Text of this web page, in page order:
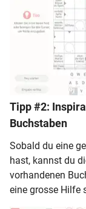
Tipp #2:
Buchstaben
Sobald du eine
hast, kannst du
vorhandenen
eine grosse Hilfe